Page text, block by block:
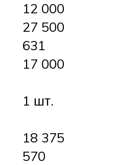
12 000
27 500
631
17 000
1 шт.
18 375
570